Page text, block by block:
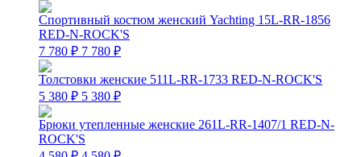
Спортивный костюм женский Yachting 15L-RR-1856
RED-N-ROCK'S
7 780 ₽ 7 780 ₽
Толстовки женские 511L-RR-1733 RED-N-ROCK'S
5 380 ₽ 5 380 ₽
Брюки утепленные женские 261L-RR-1407/1 RED-N-
ROCK'S